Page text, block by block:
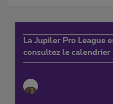
La Jupiler Pro League
consultez le calendrier